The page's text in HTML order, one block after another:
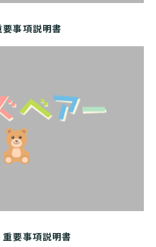
事項説明書
要事項説明書